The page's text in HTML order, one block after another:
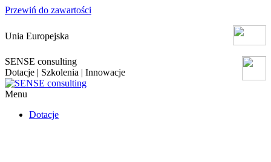
Przewiń do zawartości
Unia Europejska
SENSE consulting
Dotacje | Szkolenia | Innowacje
Menu
Dotacje